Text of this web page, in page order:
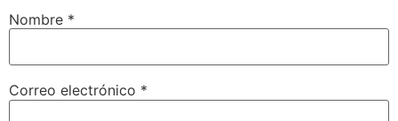
Nombre *
Correo electrónico *